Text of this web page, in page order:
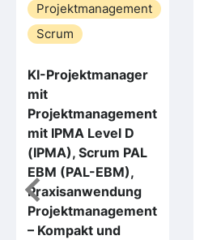
Projektmanagement
Scrum
KI-Projektmanager
mit
Projektmanagement
mit IPMA Level D
(IPMA), Scrum PAL
EBM (PAL-EBM),
Praxisanwendung
Projektmanagement
– Kompakt und